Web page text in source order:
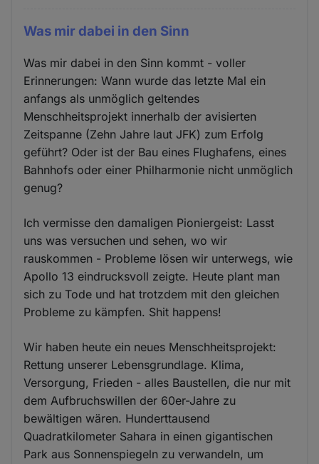
Was mir dabei in den Sinn
Was mir dabei in den Sinn kommt - voller
Erinnerungen: Wann wurde das letzte Mal ein
anfangs als unmöglich geltendes
Menschheitsprojekt innerhalb der avisierten
Zeitspanne (Zehn Jahre laut JFK) zum Erfolg
geführt? Oder ist der Bau eines Flughafens, eines
Bahnhofs oder einer Philharmonie nicht unmöglich
genug?
Ich vermisse den damaligen Pioniergeist: Lasst
uns was versuchen und sehen, wo wir
rauskommen - Probleme lösen wir unterwegs, wie
Apollo 13 eindrucksvoll zeigte. Heute plant man
sich zu Tode und hat trotzdem mit den gleichen
Probleme zu kämpfen. Shit happens!
Wir haben heute ein neues Menschheitsprojekt:
Rettung unserer Lebensgrundlage. Klima,
Versorgung, Frieden - alles Baustellen, die nur mit
dem Aufbruchswillen der 60er-Jahre zu
bewältigen wären. Hunderttausend
Quadratkilometer Sahara in einen gigantischen
Park aus Sonnenspiegeln zu verwandeln, um